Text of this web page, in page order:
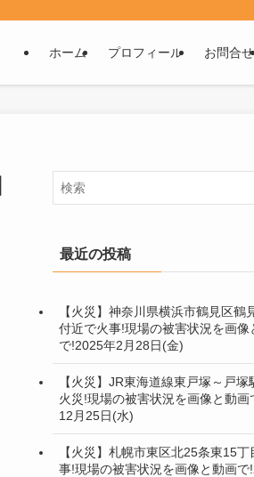
ホーム プロフィール お問合せ
最近の投稿
【火災】神奈川県横浜市鶴見区鶴
付近で火事!現場の被害状況を画像
で!2025年2月28日(金)
【火災】JR東海道線東戸塚～戸塚
火災!現場の被害状況を画像と動画
12月25日(水)
【火災】札幌市東区北25条東15丁
事!現場の被害状況を画像と動画で